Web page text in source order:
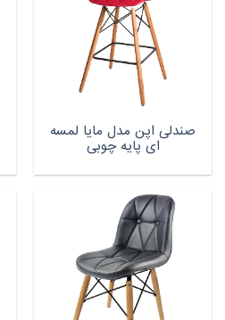
صندلی اپن مدل مایا لمسه
ای پایه چوبی